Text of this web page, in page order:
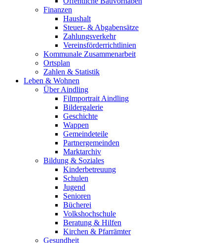
Finanzen
Haushalt
Steuer- & Abgabensätze
Zahlungsverkehr
Vereinsförderrichtlinien
Kommunale Zusammenarbeit
Ortsplan
Zahlen & Statistik
Leben & Wohnen
Über Aindling
Filmportrait Aindling
Bildergalerie
Geschichte
Wappen
Gemeindeteile
Partnergemeinden
Marktarchiv
Bildung & Soziales
Kinderbetreuung
Schulen
Jugend
Senioren
Bücherei
Volkshochschule
Beratung & Hilfen
Kirchen & Pfarrämter
Gesundheit